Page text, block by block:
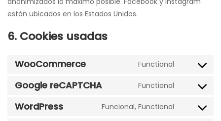
están ubicados en los Estados Unidos.
6. Cookies usadas
WooCommerce Functional
Consent
Google reCAPTCHA Functional
Consent
WordPress Funcional, Functional
Consent